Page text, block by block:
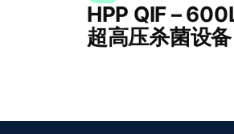
HPP QIF –
超高压杀菌设备